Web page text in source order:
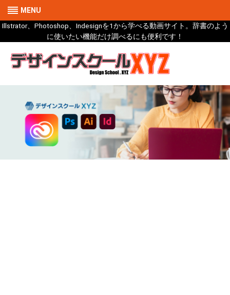
MENU
Illstrator、Photoshop、Indesignを1から学べる動画サイト。辞書のよう
に使いたい機能だけ調べるにも便利です！